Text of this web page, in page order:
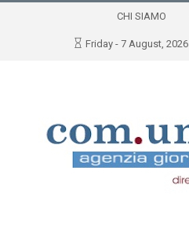
CHI SIAMO
Friday - 7 August, 2026